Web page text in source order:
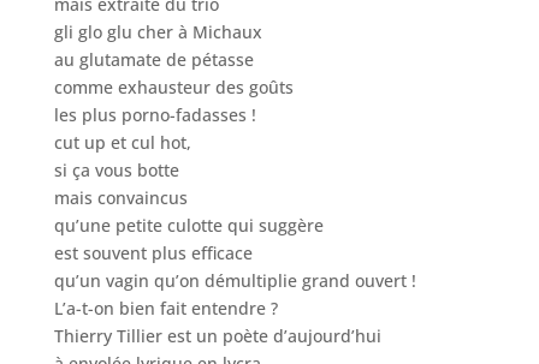
gli glo glu cher à Michaux
au glutamate de pétasse
comme exhausteur des goûts
les plus porno-fadasses !
cut up et cul hot,
si ça vous botte
mais convaincus
qu’une petite culotte qui suggère
est souvent plus efficace
qu’un vagin qu’on démultiplie grand ouvert !
L’a-t-on bien fait entendre ?
Thierry Tillier est un poète d’aujourd’hui